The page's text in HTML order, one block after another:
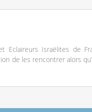
Eclaireurs Israëlites de
de les rencontrer alors